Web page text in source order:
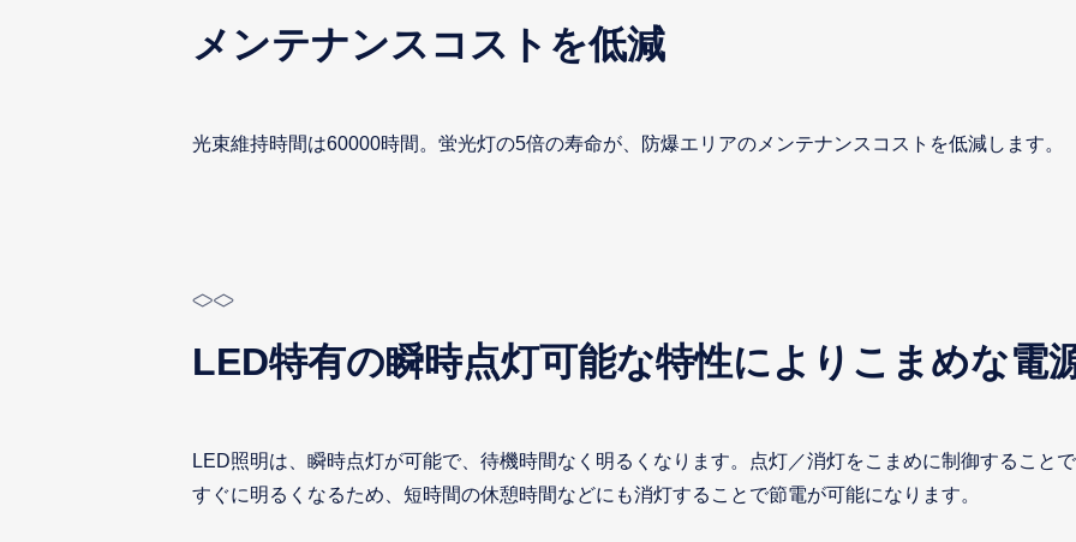
メンテナンスコストを低減
光束維持時間は60000時間。蛍光灯の5倍の寿命が、防爆エリアのメンテナンスコストを低減します。
LED特有の瞬時点灯可能な特性によりこまめな電
LED照明は、瞬時点灯が可能で、待機時間なく明るくなります。点灯／消灯をこまめに制御すること
すぐに明るくなるため、短時間の休憩時間などにも消灯することで節電が可能になります。